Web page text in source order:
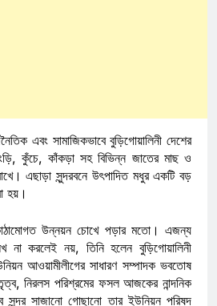
এবং সামাজিকভাবে বুড়িগোয়ালিনী দেশের
কুঁচে, কাঁকড়া সহ বিভিন্ন জাতের মাছ ও
এছাড়া সুন্দরবনে উৎপাদিত মধুর একটি বড়
হয়।
উন্নয়ন চোখে পড়ার মতো। এজন্য
করলেই নয়, তিনি হলেন বুড়িগোয়ালিনী
আওয়ামীলীগের সাধারণ সম্পাদক ভবতোষ
নিরলস পরিশ্রমের ফসল আজকের নান্দনিক
সাজানো গোছানো তার ইউনিয়ন পরিষদ